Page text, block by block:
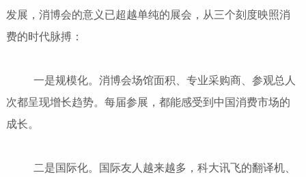
发展，消博会的意义已超越单纯的展会，从三个刻度映照消
费的时代脉搏：
一是规模化。消博会场馆面积、专业采购商、参观总人
次都呈现增长趋势。每届参展，都能感受到中国消费市场的
成长。
二是国际化。国际友人越来越多，科大讯飞的翻译机、